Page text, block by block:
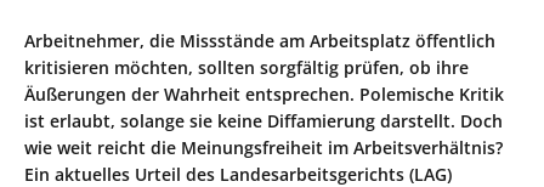
Arbeitnehmer, die Missstände am Arbeitsplatz öffentlich
kritisieren möchten, sollten sorgfältig prüfen, ob ihre
Äußerungen der Wahrheit entsprechen. Polemische Kritik
ist erlaubt, solange sie keine Diffamierung darstellt. Doch
wie weit reicht die Meinungsfreiheit im Arbeitsverhältnis?
Ein aktuelles Urteil des Landesarbeitsgerichts (LAG)